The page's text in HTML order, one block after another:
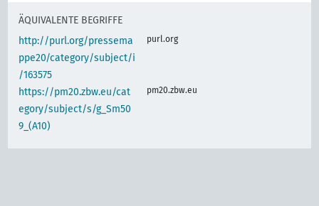
ÄQUIVALENTE BEGRIFFE
http://purl.org/pressema
ppe20/category/subject/i
/163575
purl.org
https://pm20.zbw.eu/cat
egory/subject/s/g_Sm50
9_(A10)
pm20.zbw.eu